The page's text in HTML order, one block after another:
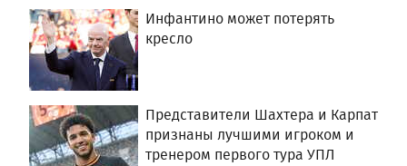
Инфантино может потерять
кресло
Представители Шахтера и Карпат
признаны лучшими игроком и
тренером первого тура УПЛ